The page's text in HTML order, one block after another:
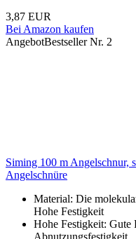
3,87 EUR
Bei Amazon kaufen
AngebotBestseller Nr. 2
Siming 100 m Angelschnur,
Angelschnüre
Material: Die
Hohe Festigkeit
Hohe Festigkeit: Gute